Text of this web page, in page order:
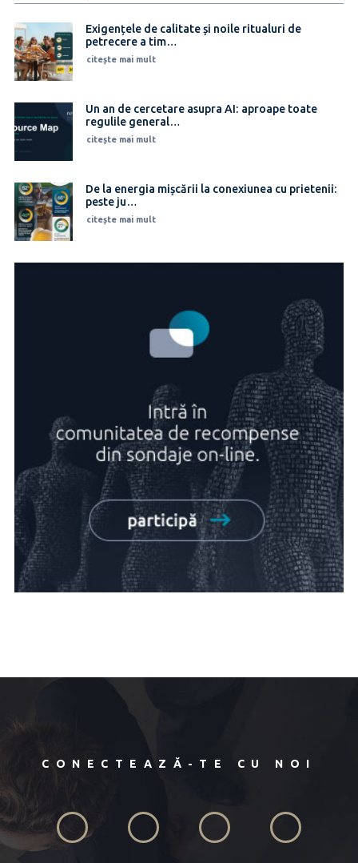
Exigențele de calitate și noile ritualuri de
petrecere a tim…
citește mai mult
Un an de cercetare asupra AI: aproape toate
regulile general…
citește mai mult
De la energia mișcării la conexiunea cu prietenii:
peste ju…
citește mai mult
CONECTEAZĂ-TE CU NOI